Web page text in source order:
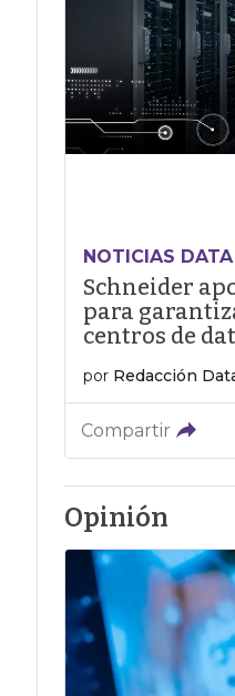
NOTICIAS DATA
Schneider
para
centros de
por Redacción
Compartir
Opinión